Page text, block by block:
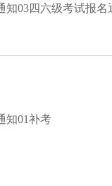
知03四六级考试报名
知01补考